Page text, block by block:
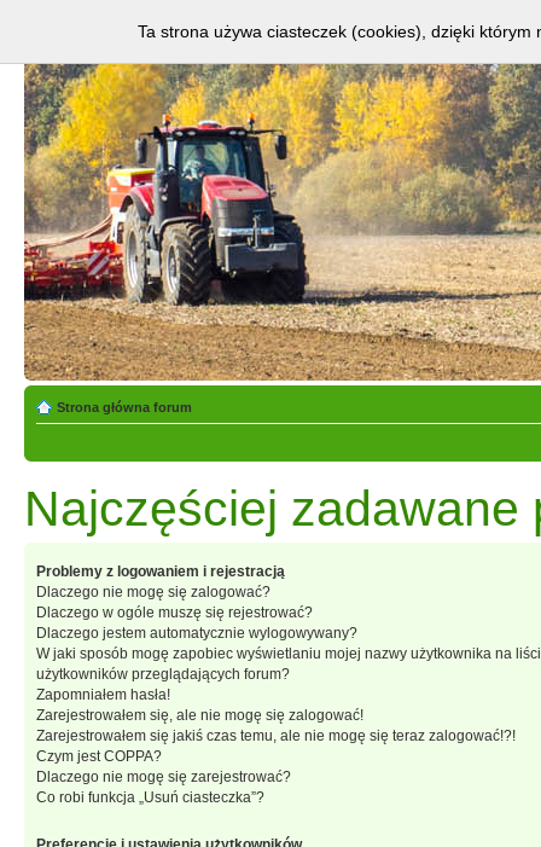
Strona główna forum
Najczęściej zadawane
Problemy z logowaniem i rejestracją
Dlaczego nie mogę się zalogować?
Dlaczego w ogóle muszę się rejestrować?
Dlaczego jestem automatycznie wylogowywany?
W jaki sposób mogę zapobiec wyświetlaniu mojej nazwy użytkownika na
użytkowników przeglądających forum?
Zapomniałem hasła!
Zarejestrowałem się, ale nie mogę się zalogować!
Zarejestrowałem się jakiś czas temu, ale nie mogę się teraz zalogować!?!
Czym jest COPPA?
Dlaczego nie mogę się zarejestrować?
Co robi funkcja „Usuń ciasteczka”?
Ta strona używa ciasteczek (cookies), dzięki którym